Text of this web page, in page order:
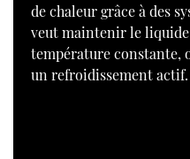
de chaleur grâce à des
veut maintenir le
température constante,
un refroidissement actif.